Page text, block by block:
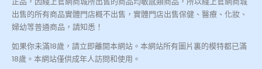
出售的所有商品實體門店概不出售，實體門店出售保健、醫療、化妝、
婦幼等普通商品，請知悉！
如果你未滿18歲，請立即離開本網站。本網站所有圖片裏的模特都已滿
18歲。本網站僅供成年人訪問和使用。